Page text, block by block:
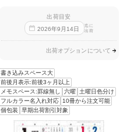
出荷目安
2026年9 月 14日
迄に
出荷
出荷オプションについて
書き込みスペース大
前後月表示:前後3ヶ月以上
メモスペース:罫線無し
六曜
土曜日色分け
フルカラー名入れ対応
10冊から注文可能
個包装
早期出荷割引対象